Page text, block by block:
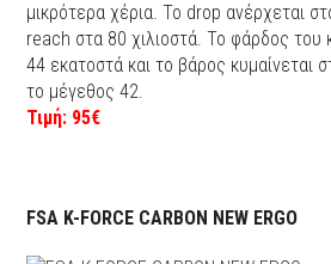
μικρότερα χέρια. Το drop ανέρχεται
reach στα 80 χιλιοστά. Το φάρδος του
44 εκατοστά και το βάρος κυμαίνεται
το μέγεθος 42.
Τιμή: 95€
FSA K-FORCE CARBON NEW ERGO